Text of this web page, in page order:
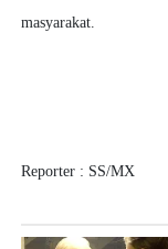
masyarakat.
Reporter : SS/MX